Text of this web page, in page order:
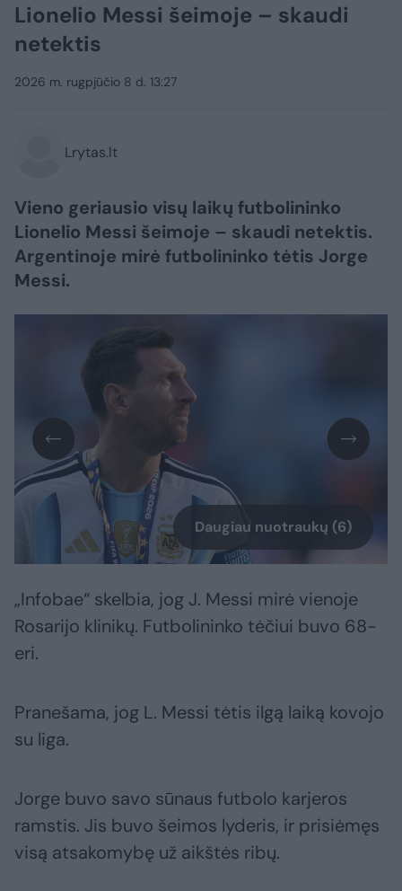
Lionelio Messi šeimoje – skaudi
netektis
2026 m. rugpjūčio 8 d. 13:27
Lrytas.lt
Vieno geriausio visų laikų futbolininko
Lionelio Messi šeimoje – skaudi netektis.
Argentinoje mirė futbolininko tėtis Jorge
Messi.
Daugiau nuotraukų (6)
„Infobae“ skelbia, jog J. Messi mirė vienoje
Rosarijo klinikų. Futbolininko tėčiui buvo 68-
eri.
Pranešama, jog L. Messi tėtis ilgą laiką kovojo
su liga.
Jorge buvo savo sūnaus futbolo karjeros
ramstis. Jis buvo šeimos lyderis, ir prisiėmęs
visą atsakomybę už aikštės ribų.